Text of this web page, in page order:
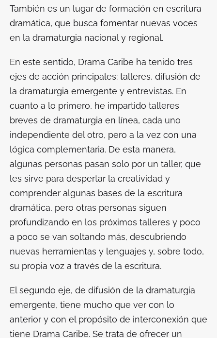
También es un lugar de formación en escritura
dramática, que busca fomentar nuevas voces
en la dramaturgia nacional y regional.
En este sentido, Drama Caribe ha tenido tres
ejes de acción principales: talleres, difusión de
la dramaturgia emergente y entrevistas. En
cuanto a lo primero, he impartido talleres
breves de dramaturgia en línea, cada uno
independiente del otro, pero a la vez con una
lógica complementaria. De esta manera,
algunas personas pasan solo por un taller, que
les sirve para despertar la creatividad y
comprender algunas bases de la escritura
dramática, pero otras personas siguen
profundizando en los próximos talleres y poco
a poco se van soltando más, descubriendo
nuevas herramientas y lenguajes y, sobre todo,
su propia voz a través de la escritura.
El segundo eje, de difusión de la dramaturgia
emergente, tiene mucho que ver con lo
anterior y con el propósito de interconexión que
tiene Drama Caribe. Se trata de ofrecer un